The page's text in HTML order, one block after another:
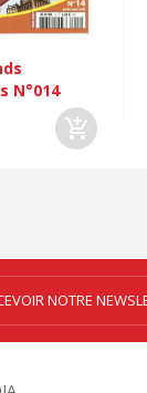
N°014
NOTRE